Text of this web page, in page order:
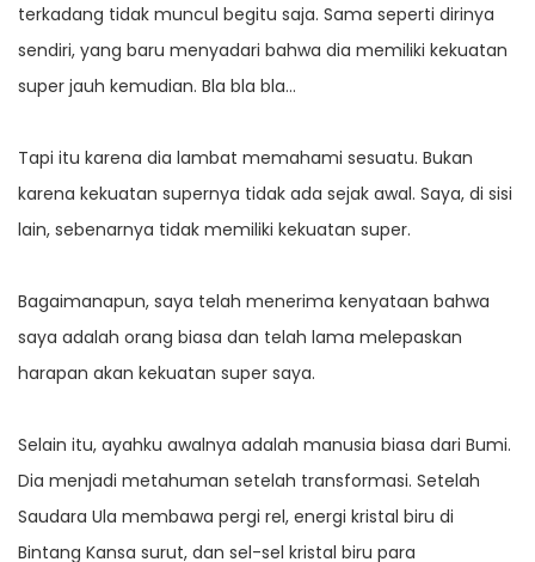
terkadang tidak muncul begitu saja. Sama seperti dirinya
sendiri, yang baru menyadari bahwa dia memiliki kekuatan
super jauh kemudian. Bla bla bla…
Tapi itu karena dia lambat memahami sesuatu. Bukan
karena kekuatan supernya tidak ada sejak awal. Saya, di sisi
lain, sebenarnya tidak memiliki kekuatan super.
Bagaimanapun, saya telah menerima kenyataan bahwa
saya adalah orang biasa dan telah lama melepaskan
harapan akan kekuatan super saya.
Selain itu, ayahku awalnya adalah manusia biasa dari Bumi.
Dia menjadi metahuman setelah transformasi. Setelah
Saudara Ula membawa pergi rel, energi kristal biru di
Bintang Kansa surut, dan sel-sel kristal biru para